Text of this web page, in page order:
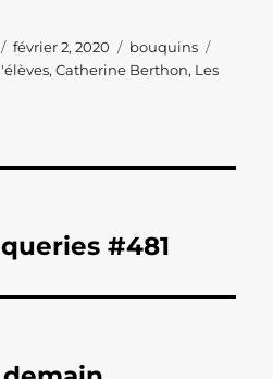
Publié
le
février 2, 2020 Catégories
bouquins
,Catherine Berthon, Les
#481